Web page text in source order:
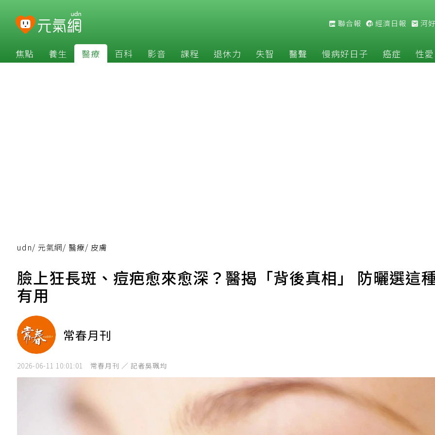
聯合報 經濟日報 河
焦點 養生 醫療 百科 影音 課程 退休力 失智 醫聲 慢病好日子 癌症 性愛
udn/ 元氣網/ 醫療/ 皮膚
臉上狂長斑、痘疤愈來愈深？醫揭「背後真相」 防曬選這
有用
常春月刊
2026-06-11 10:01:01 常春月刊 ／ 記者吳珮均